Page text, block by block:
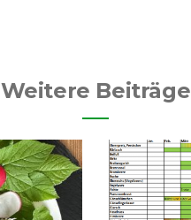
Weitere Beiträge